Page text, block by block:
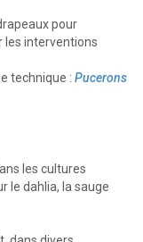
pour
les interventions
technique : Pucerons
les cultures
le dahlia, la sauge